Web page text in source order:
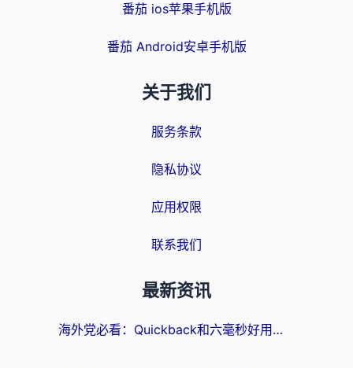
番茄 ios苹果手机版
番茄 Android安卓手机版
关于我们
服务条款
隐私协议
应用权限
联系我们
最新资讯
海外党必看：Quickback和六毫秒好用吗？3步选对回国加速器，无缝刷国内剧玩游戏